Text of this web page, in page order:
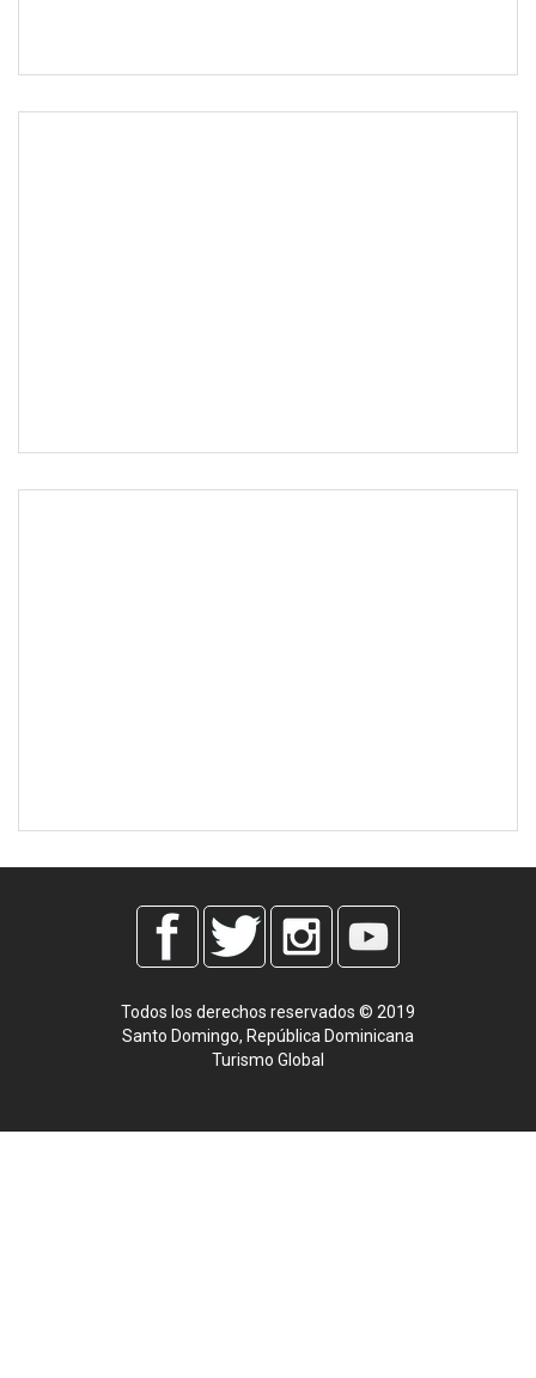
Todos los derechos reservados © 2019
Santo Domingo, República Dominicana
Turismo Global